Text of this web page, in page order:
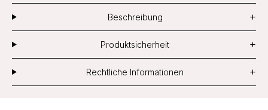
Beschreibung +
Produktsicherheit +
Rechtliche Informationen +